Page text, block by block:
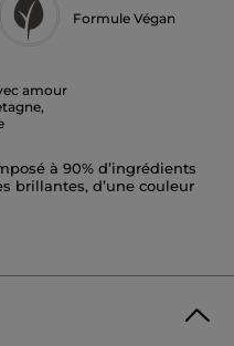
Formule Végan
amour
à 90% d’ingrédients
brillantes, d’une couleur
prend soin de vos
et ultra glissante vous